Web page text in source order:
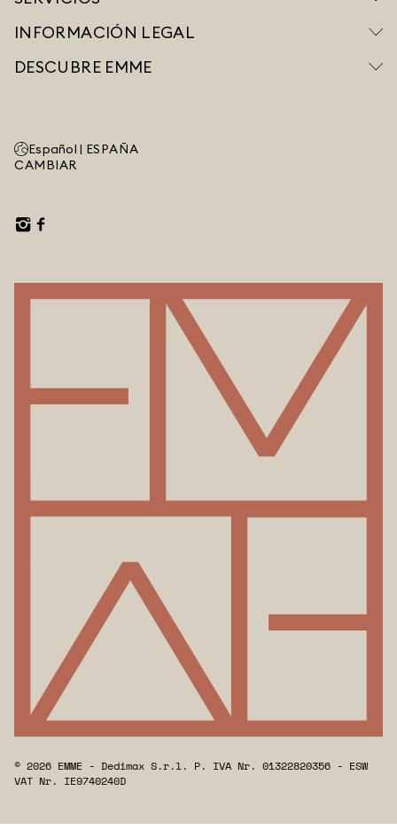
INFORMACIÓN LEGAL
DESCUBRE EMME
Español | ESPAÑA
CAMBIAR
© 2026 EMME - Dedimax S.r.l. P. IVA Nr. 01322820356 - ESW
VAT Nr. IE9740240D